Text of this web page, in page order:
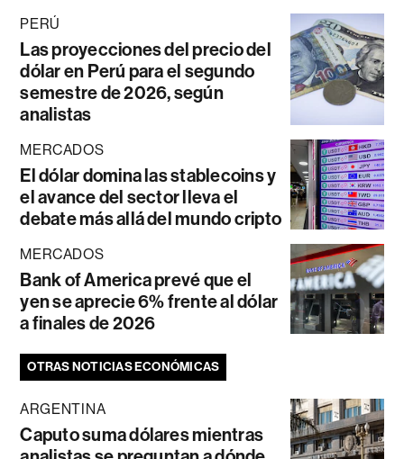
PERÚ
Las proyecciones del precio del
dólar en Perú para el segundo
semestre de 2026, según
analistas
MERCADOS
El dólar domina las stablecoins y
el avance del sector lleva el
debate más allá del mundo cripto
MERCADOS
Bank of America prevé que el
yen se aprecie 6% frente al dólar
a finales de 2026
OTRAS NOTICIAS ECONÓMICAS
ARGENTINA
Caputo suma dólares mientras